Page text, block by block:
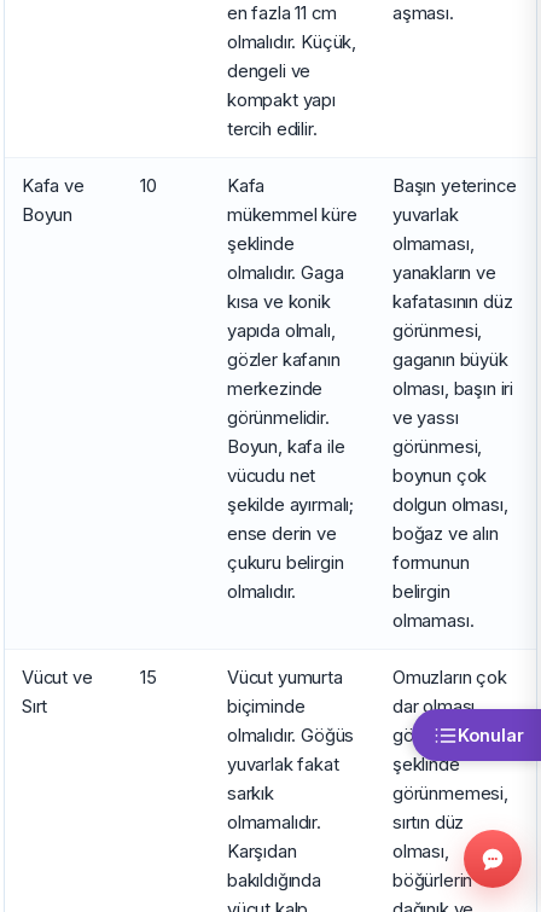
en fazla 11 cm
olmalıdır. Küçük,
dengeli ve
kompakt yapı
tercih edilir.
aşması.
Kafa ve
Boyun
10
Kafa
mükemmel küre
şeklinde
olmalıdır. Gaga
kısa ve konik
yapıda olmalı,
gözler kafanın
merkezinde
görünmelidir.
Boyun, kafa ile
vücudu net
şekilde ayırmalı;
ense derin ve
çukuru belirgin
olmalıdır.
Başın yeterince
yuvarlak
olmaması,
yanakların ve
kafatasının düz
görünmesi,
gaganın büyük
olması, başın iri
ve yassı
görünmesi,
boynun çok
dolgun olması,
boğaz ve alın
formunun
belirgin
olmaması.
Vücut ve
Sırt
15
Vücut yumurta
biçiminde
olmalıdır. Göğüs
yuvarlak fakat
sarkık
olmamalıdır.
Karşıdan
bakıldığında
Omuzların çok
dar olması,
göğsün kalp
şeklinde
görünmemesi,
sırtın düz
olması,
böğürlerin
Konular